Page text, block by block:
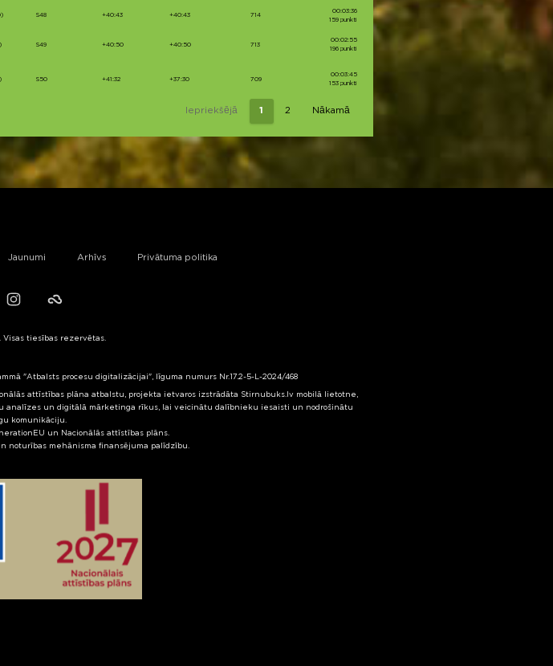
S48 +40:43 +40:43 714
00:03:36
159 punkti
S49 +40:50 +40:50 713
00:02:55
196 punkti
S50 +41:32 +37:30 709
00:03:45
153 punkti
Iepriekšējā 1 2 Nākamā
Jaunumi Arhīvs Privātuma politika
InstagramFailiem.lv
Visas tiesības rezervētas.
"Atbalsts procesu digitalizācijai", līguma numurs Nr.17.2-5-L-2024/468
attīstības plāna atbalstu, projekta ietvaros izstrādāta Stirnubuks.lv mobilā lietotne,
un digitālā mārketinga rīkus, lai veicinātu dalībnieku iesaisti un nodrošinātu
komunikāciju.
un Nacionālās attīstības plāns.
noturības mehānisma finansējuma palīdzību.